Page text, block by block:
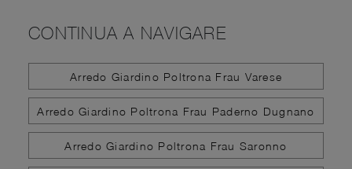
CONTINUA A NAVIGARE
Arredo Giardino Poltrona Frau Varese
Arredo Giardino Poltrona Frau Paderno Dugnano
Arredo Giardino Poltrona Frau Saronno